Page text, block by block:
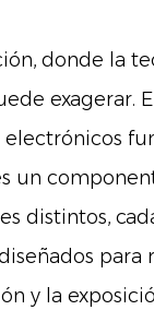
donde la
exagerar.
distintos,
y la